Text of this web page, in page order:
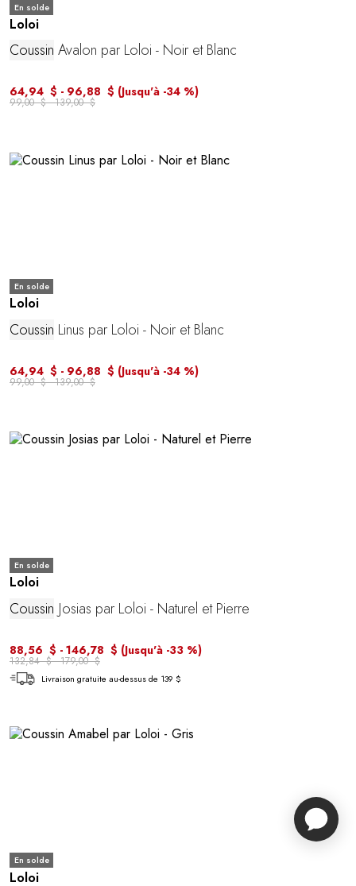
En solde
Loloi
Coussin Avalon par Loloi - Noir et Blanc
64,94 $ - 96,88 $ (Jusqu'à -34 %)
99,00 $ - 139,00 $
En solde
Loloi
Coussin Linus par Loloi - Noir et Blanc
64,94 $ - 96,88 $ (Jusqu'à -34 %)
99,00 $ - 139,00 $
En solde
Loloi
Coussin Josias par Loloi - Naturel et Pierre
88,56 $ - 146,78 $ (Jusqu'à -33 %)
132,84 $ - 179,00 $
Livraison gratuite au-dessus de 139 $
En solde
Loloi